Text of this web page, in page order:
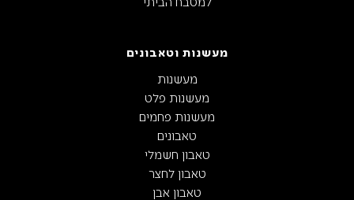
מעשנות וטאבונים
מעשנות
מעשנות פלט
מעשנות פחמים
טאבונים
טאבון חשמלי
טאבון לחצר
טאבון אבן